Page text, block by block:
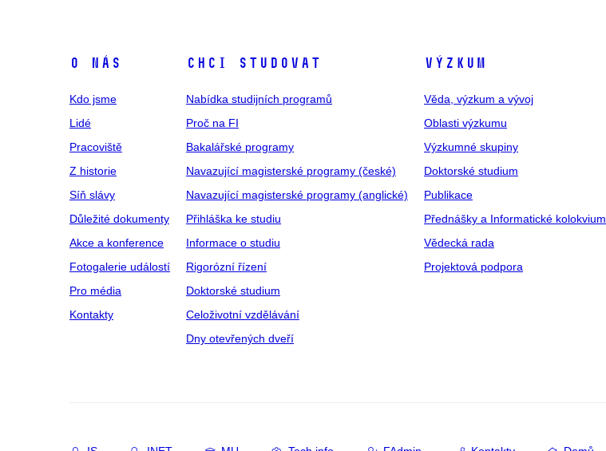
O NÁS
Kdo jsme
Lidé
Pracoviště
Z historie
Síň slávy
Důležité dokumenty
Akce a konference
Fotogalerie událostí
Pro média
Kontakty
CHCI STUDOVAT
Nabídka studijních programů
Proč na FI
Bakalářské programy
Navazující magisterské programy (české)
Navazující magisterské programy (anglické)
Přihláška ke studiu
Informace o studiu
Rigorózní řízení
Doktorské studium
Celoživotní vzdělávání
Dny otevřených dveří
VÝZKUM
Věda, výzkum a vývoj
Oblasti výzkumu
Výzkumné skupiny
Doktorské studium
Publikace
Přednášky a Informatické kolokvium
Vědecká rada
Projektová podpora